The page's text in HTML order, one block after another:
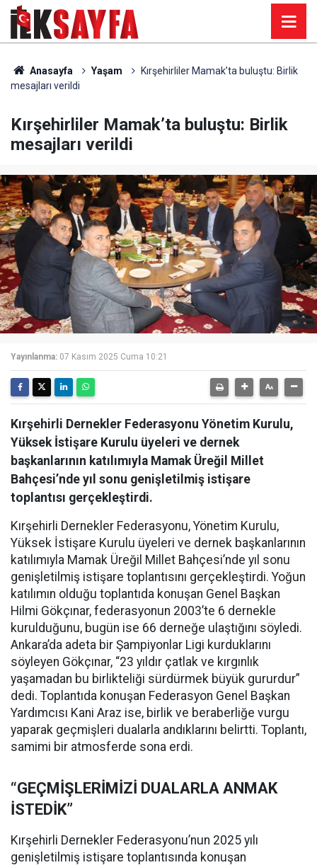
Anasayfa Yaşam
Kırşehirliler Mamak’ta buluştu: Birlik
mesajları verildi
Kırşehirliler Mamak’ta buluştu: Birlik
mesajları verildi
Yayınlanma: 07 Kasım 2025 Cuma 10:21
Kırşehirli Dernekler Federasyonu Yönetim Kurulu,
Yüksek İstişare Kurulu üyeleri ve dernek
başkanlarının katılımıyla Mamak Üreğil Millet
Bahçesi’nde yıl sonu genişletilmiş istişare
toplantısı gerçekleştirdi.
Kırşehirli Dernekler Federasyonu, Yönetim Kurulu,
Yüksek İstişare Kurulu üyeleri ve dernek başkanlarının
katılımıyla Mamak Üreğil Millet Bahçesi’nde yıl sonu
genişletilmiş istişare toplantısını gerçekleştirdi. Yoğun
katılımın olduğu toplantıda konuşan Genel Başkan
Hilmi Gökçınar, federasyonun 2003’te 6 dernekle
kurulduğunu, bugün ise 66 derneğe ulaştığını söyledi.
Ankara’da adeta bir Şampiyonlar Ligi kurduklarını
söyleyen Gökçınar, “23 yıldır çatlak ve kırgınlık
yaşamadan bu birlikteliği sürdürmek büyük gururdur”
dedi. Toplantıda konuşan Federasyon Genel Başkan
Yardımcısı Kani Araz ise, birlik ve beraberliğe vurgu
yaparak geçmişleri dualarla andıklarını belirtti. Toplantı,
samimi bir atmosferde sona erdi.
“GEÇMİŞLERİMİZİ DUALARLA ANMAK
İSTEDİK”
Kırşehirli Dernekler Federasyonu’nun 2025 yılı
genişletilmiş istişare toplantısında konuşan